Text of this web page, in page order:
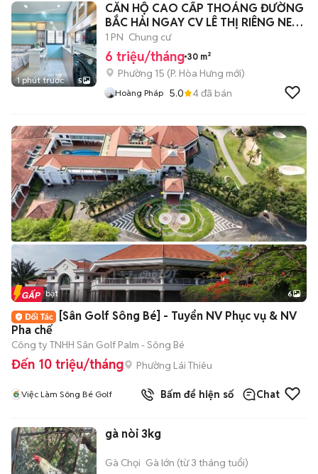
1 phút trước 5
CĂN HỘ CAO CẤP THOÁNG ĐƯỜNG
BẮC HẢI NGAY CV LÊ THỊ RIÊNG NEW
6 TRIỆU
1 PN Chung cư
6 triệu/tháng 30 m²
Phường 15 (P. Hòa Hưng mới)
Hoàng Pháp 5.0 4đã bán
+2
Tin nổi bật 6
[Sân Golf Sông Bé] - Tuyển NV Phục vụ & NV
Pha chế
Công ty TNHH Sân Golf Palm - Sông Bé
Đến 10 triệu/tháng Phường Lái Thiêu
Việc Làm Sông Bé Golf Bấm để hiện số Chat
gà nòi 3kg
Gà Chọi Gà lớn (từ 3 tháng tuổi)